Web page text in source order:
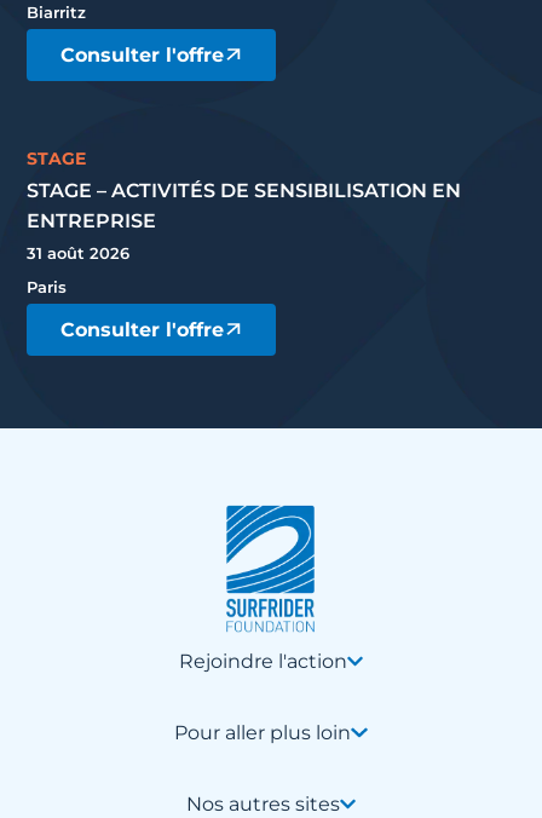
Biarritz
Consulter l'offre
STAGE
STAGE – ACTIVITÉS DE SENSIBILISATION EN
ENTREPRISE
31 août 2026
Paris
Consulter l'offre
Rejoindre l'action
Pour aller plus loin
Nos autres sites